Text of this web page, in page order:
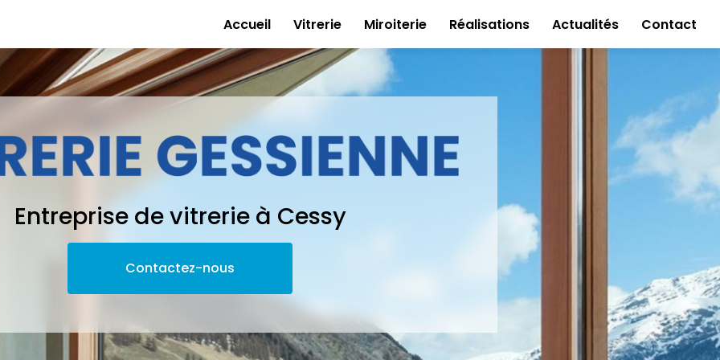
Accueil
Vitrerie Miroiterie Réalisations Actualités Contact
Entreprise de vitrerie à Cessy
Contactez-nous